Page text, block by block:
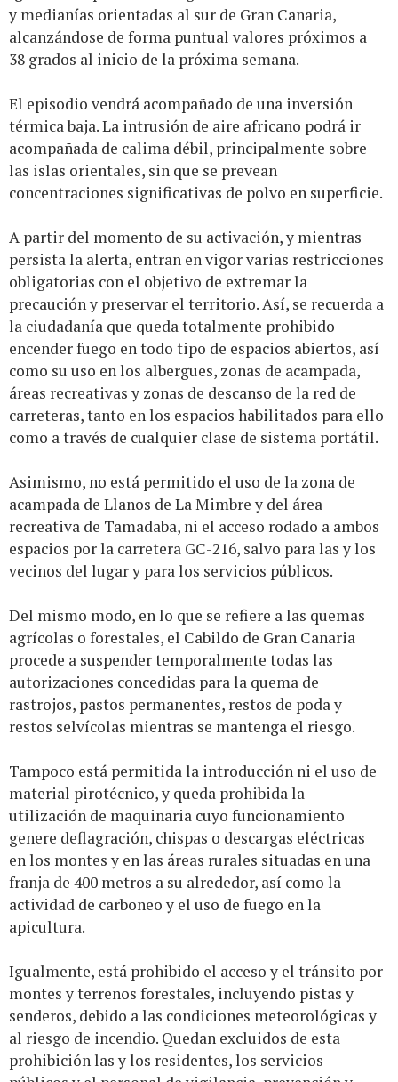
y medianías orientadas al sur de Gran Canaria,
alcanzándose de forma puntual valores próximos a
38 grados al inicio de la próxima semana.
El episodio vendrá acompañado de una inversión
térmica baja. La intrusión de aire africano podrá ir
acompañada de calima débil, principalmente sobre
las islas orientales, sin que se prevean
concentraciones significativas de polvo en superficie.
A partir del momento de su activación, y mientras
persista la alerta, entran en vigor varias restricciones
obligatorias con el objetivo de extremar la
precaución y preservar el territorio. Así, se recuerda a
la ciudadanía que queda totalmente prohibido
encender fuego en todo tipo de espacios abiertos, así
como su uso en los albergues, zonas de acampada,
áreas recreativas y zonas de descanso de la red de
carreteras, tanto en los espacios habilitados para ello
como a través de cualquier clase de sistema portátil.
Asimismo, no está permitido el uso de la zona de
acampada de Llanos de La Mimbre y del área
recreativa de Tamadaba, ni el acceso rodado a ambos
espacios por la carretera GC-216, salvo para las y los
vecinos del lugar y para los servicios públicos.
Del mismo modo, en lo que se refiere a las quemas
agrícolas o forestales, el Cabildo de Gran Canaria
procede a suspender temporalmente todas las
autorizaciones concedidas para la quema de
rastrojos, pastos permanentes, restos de poda y
restos selvícolas mientras se mantenga el riesgo.
Tampoco está permitida la introducción ni el uso de
material pirotécnico, y queda prohibida la
utilización de maquinaria cuyo funcionamiento
genere deflagración, chispas o descargas eléctricas
en los montes y en las áreas rurales situadas en una
franja de 400 metros a su alrededor, así como la
actividad de carboneo y el uso de fuego en la
apicultura.
Igualmente, está prohibido el acceso y el tránsito por
montes y terrenos forestales, incluyendo pistas y
senderos, debido a las condiciones meteorológicas y
al riesgo de incendio. Quedan excluidos de esta
prohibición las y los residentes, los servicios